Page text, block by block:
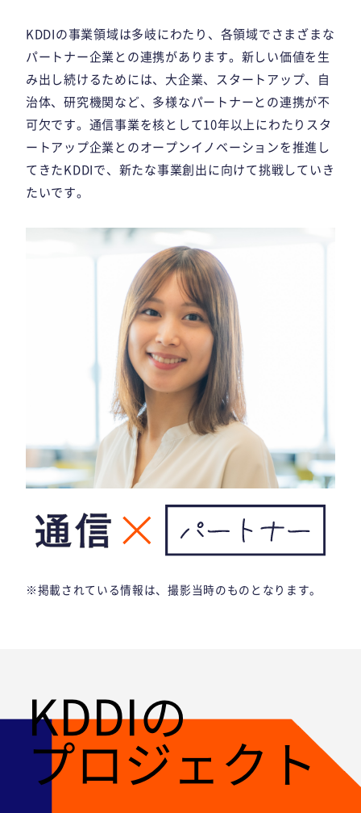
KDDIの事業領域は多岐にわたり、各領域でさまざまな
パートナー企業との連携があります。新しい価値を生
み出し続けるためには、大企業、スタートアップ、自
治体、研究機関など、多様なパートナーとの連携が不
可欠です。通信事業を核として10年以上にわたりスタ
ートアップ企業とのオープンイノベーションを推進し
てきたKDDIで、新たな事業創出に向けて挑戦していき
たいです。
※掲載されている情報は、撮影当時のものとなります。
KDDIの
プロジェクト